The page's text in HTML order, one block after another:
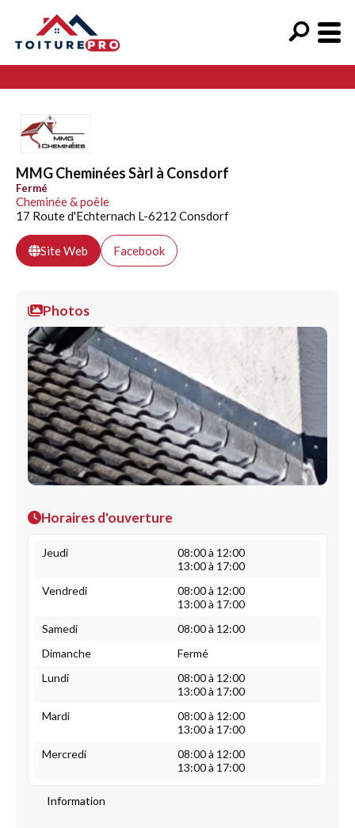
MMG Cheminées Sàrl à Consdorf
Fermé
Cheminée & poêle
17 Route d'Echternach L-6212 Consdorf
Site Web Facebook
Photos
Horaires d'ouverture
Jeudi
08:00 à 12:00
13:00 à 17:00
Vendredi
08:00 à 12:00
13:00 à 17:00
Samedi
08:00 à 12:00
Dimanche
Fermé
Lundi
08:00 à 12:00
13:00 à 17:00
Mardi
08:00 à 12:00
13:00 à 17:00
Mercredi
08:00 à 12:00
13:00 à 17:00
Information